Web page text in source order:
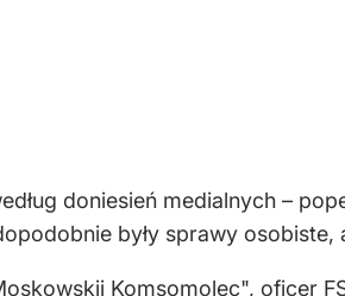
doniesień medialnych –
były sprawy osobiste,
Komsomolec", oficer